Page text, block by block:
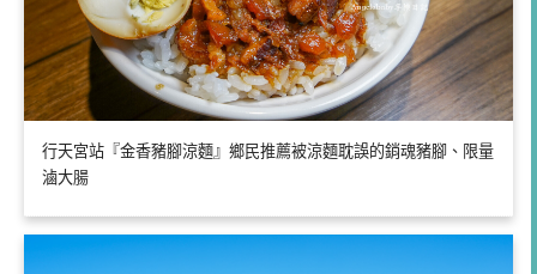
行天宮站『金香豬腳涼麵』鄉民推薦被涼麵耽誤的銷魂豬腳、限量
滷大腸